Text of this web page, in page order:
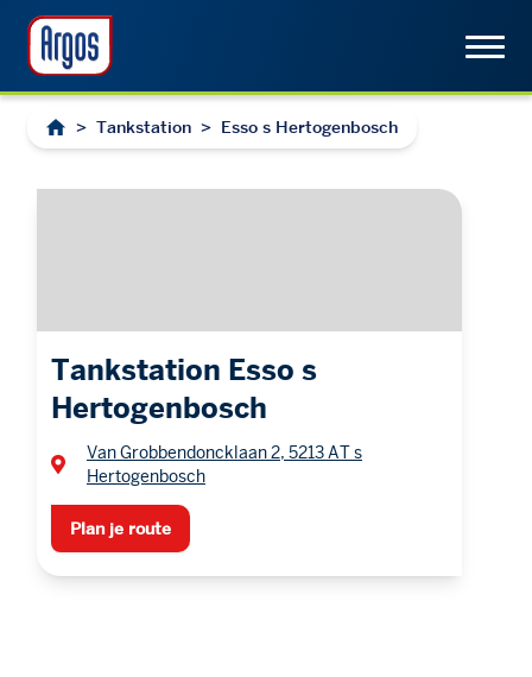
> Tankstation > Esso s Hertogenbosch
Tankstation Esso s
Hertogenbosch
Van Grobbendoncklaan 2, 5213 AT s
Hertogenbosch
Plan je route